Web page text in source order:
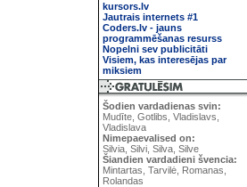
kursors.lv
Jautrais internets #1
Coders.lv - jauns
programmēšanas resurss
Nopelni sev publicitāti
Visiem, kas interesējas par
miksiem
Šodien vardadienas svin:
Mudīte, Gotlibs, Vladislavs,
Vladislava
Nimepaevalised on:
Silvia, Silvi, Silva, Silve
Šiandien vardadieni švencia:
Mintartas, Tarvilė, Romanas,
Rolandas